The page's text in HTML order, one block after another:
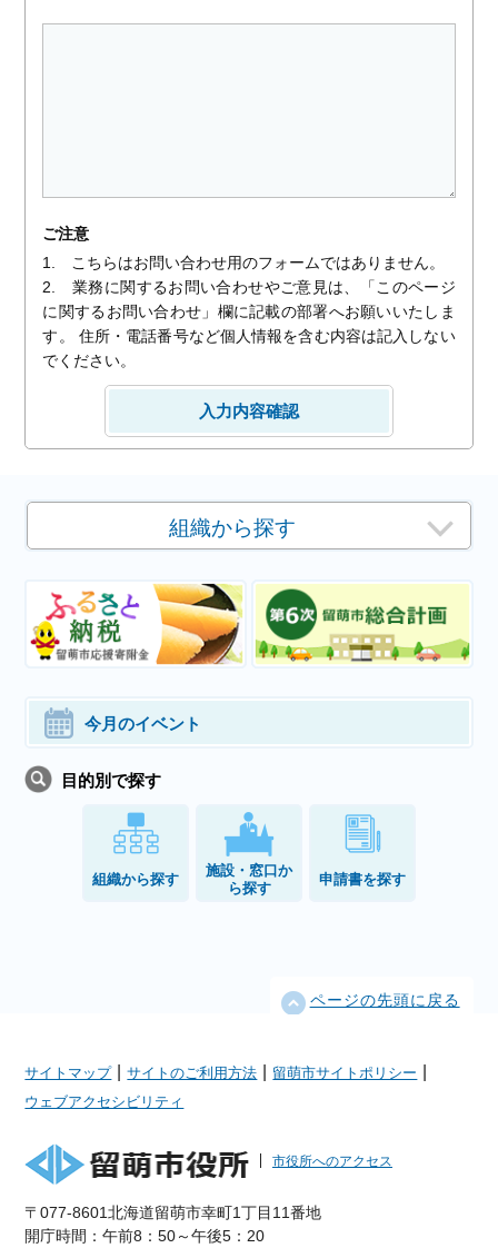
ご注意
1. こちらはお問い合わせ用のフォームではありません。
2. 業務に関するお問い合わせやご意見は、「このページ
に関するお問い合わせ」欄に記載の部署へお願いいたしま
す。 住所・電話番号など個人情報を含む内容は記入しない
でください。
組織から探す
今月のイベント
目的別で探す
組織から探す
施設・窓口か
ら探す
申請書を探す
ページの先頭に戻る
サイトマップ サイトのご利用方法 留萌市サイトポリシー
ウェブアクセシビリティ
市役所へのアクセス
〒077-8601北海道留萌市幸町1丁目11番地
開庁時間：午前8：50～午後5：20